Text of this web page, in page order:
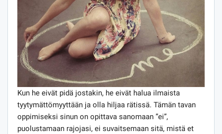
Kun he eivät pidä jostakin, he eivät halua ilmaista
tyytymättömyyttään ja olla hiljaa rätissä. Tämän tavan
oppimiseksi sinun on opittava sanomaan ”ei”,
puolustamaan rajojasi, ei suvaitsemaan sitä, mistä et